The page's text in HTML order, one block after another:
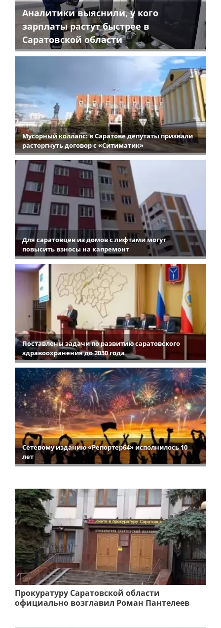
Аналитики выяснили, у кого
зарплаты растут быстрее в
Саратовской области
Мусорный коллапс: в Саратове депутаты призвали
расторгнуть договор с «Ситиматик»
Для саратовцев из домов с лифтами могут
повысить взносы на капремонт
Поставлены задачи по развитию саратовского
здравоохранения до 2030 года
Сетевому изданию «Репортер64» исполнилось 10
лет
Прокуратуру Саратовской области
официально возглавил Роман Пантелеев